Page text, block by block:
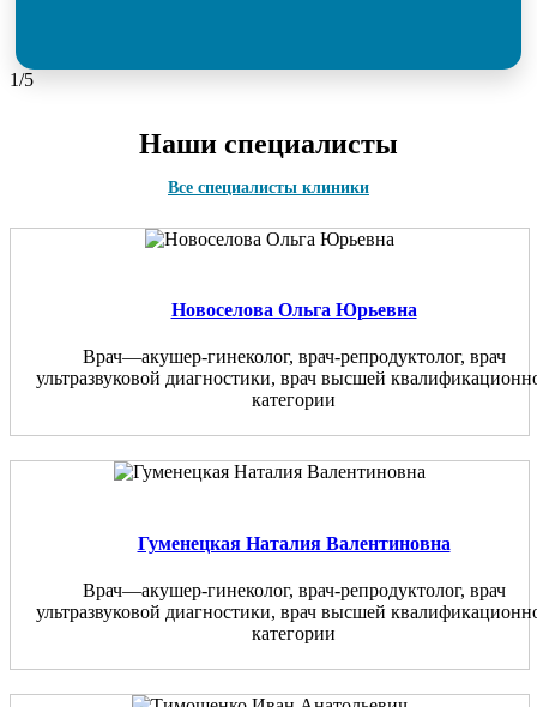
1/5
Наши специалисты
Все специалисты клиники
Новоселова Ольга Юрьевна
Врач—акушер-гинеколог, врач-репродуктолог, врач
ультразвуковой диагностики, врач высшей
категории
Гуменецкая Наталия Валентиновна
Врач—акушер-гинеколог, врач-репродуктолог, врач
ультразвуковой диагностики, врач высшей
категории